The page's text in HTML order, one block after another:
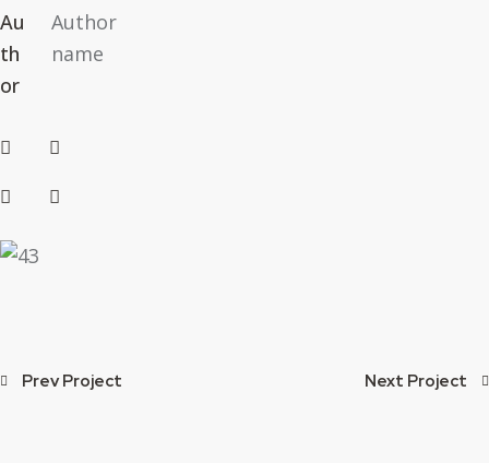
Au
th
or
Author
name
Prev Project Next Project